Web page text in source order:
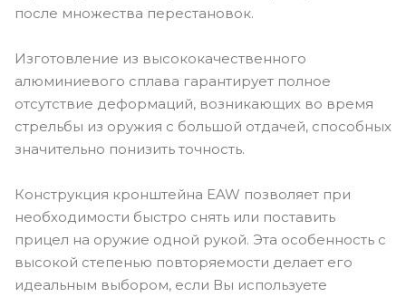
после множества перестановок.
Изготовление из высококачественного
алюминиевого сплава гарантирует полное
отсутствие деформаций, возникающих во время
стрельбы из оружия с большой отдачей, способных
значительно понизить точность.
Конструкция кронштейна EAW позволяет при
необходимости быстро снять или поставить
прицел на оружие одной рукой. Эта особенность с
высокой степенью повторяемости делает его
идеальным выбором, если Вы используете